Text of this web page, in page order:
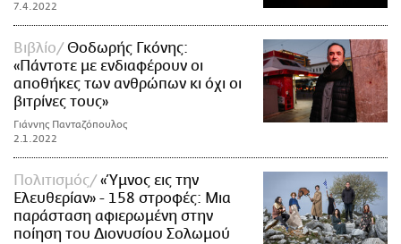
7.4.2022
Βιβλίο
Θοδωρής Γκόνης:
«Πάντοτε με ενδιαφέρουν οι
αποθήκες των ανθρώπων κι όχι οι
βιτρίνες τους»
Γιάννης Πανταζόπουλος
2.1.2022
Πολιτισμός
«Ύμνος εις την
Ελευθερίαν» - 158 στροφές: Μια
παράσταση αφιερωμένη στην
ποίηση του Διονυσίου Σολωμού